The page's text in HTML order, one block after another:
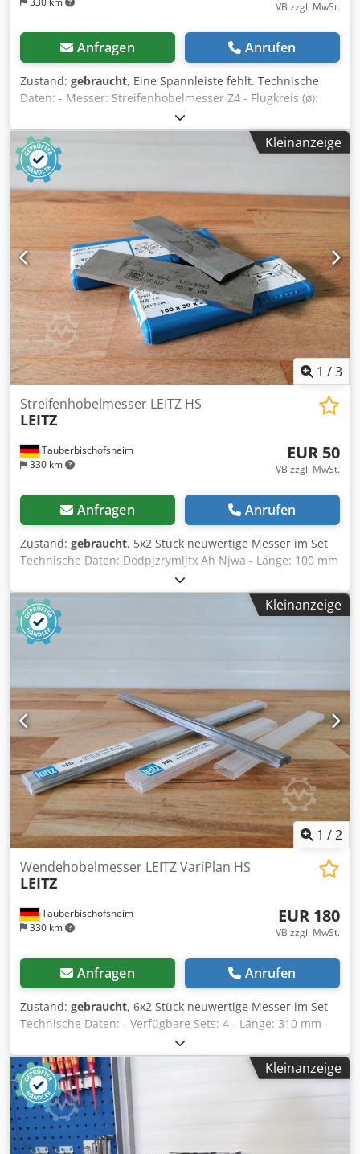
VB zzgl. MwSt.
Anfragen Anrufen
Zustand: gebraucht, Eine Spannleiste fehlt. Technische
Daten: - Messer: Streifenhobelmesser Z4 - Flugkreis (ø):
150 mm - Bohrung: 50 mm - Länge: 100 mm - Material:
Stahl Dsdpozrymrjfx Ah Njwa
Kleinanzeige
1 /3
Tauberbischofsheim
330 km
Streifenhobelmesser LEITZ HS
LEITZ
EUR 50
VB zzgl. MwSt.
Anfragen Anrufen
Zustand: gebraucht, 5x2 Stück neuwertige Messer im Set
Technische Daten: Dodpjzrymljfx Ah Njwa - Länge: 100 mm
- Breite: 30 mm - Stärke: 3,5 mm
Kleinanzeige
1 /2
Tauberbischofsheim
330 km
Wendehobelmesser LEITZ VariPlan HS
LEITZ
EUR 180
VB zzgl. MwSt.
Anfragen Anrufen
Zustand: gebraucht, 6x2 Stück neuwertige Messer im Set
Technische Daten: - Verfügbare Sets: 4 - Länge: 310 mm -
Breite: 16 mm Dwodpfx Aezrymfoh Nsa - Stärke: 3,7 mm
Kleinanzeige